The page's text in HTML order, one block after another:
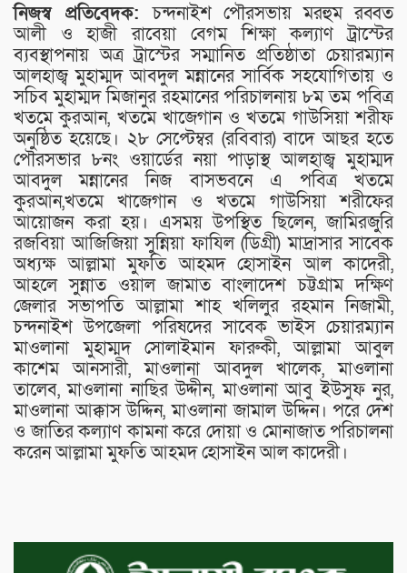
নিজস্ব প্রতিবেদক:চন্দনাইশ পৌরসভায় মরহুম রব্বত
আলী ও হাজী রাবেয়া বেগম শিক্ষা কল্যাণ ট্রাস্টের
ব্যবস্থাপনায় অত্র ট্রাস্টের সম্মানিত প্রতিষ্ঠাতা চেয়ারম্যান
আলহাজ্ব মুহাম্মদ আবদুল মন্নানের সার্বিক সহযোগিতায় ও
সচিব মুহাম্মদ মিজানুর রহমানের পরিচালনায় ৮ম তম পবিত্র
খতমে কুরআন, খতমে খাজেগান ও খতমে গাউসিয়া শরীফ
অনুষ্ঠিত হয়েছে। ২৮ সেপ্টেম্বর (রবিবার) বাদে আছর হতে
পৌরসভার ৮নং ওয়ার্ডের নয়া পাড়াস্থ আলহাজ্ব মুহাম্মদ
আবদুল মন্নানের নিজ বাসভবনে এ পবিত্র খতমে
কুরআন,খতমে খাজেগান ও খতমে গাউসিয়া শরীফের
আয়োজন করা হয়। এসময় উপস্থিত ছিলেন, জামিরজুরি
রজবিয়া আজিজিয়া সুন্নিয়া ফাযিল (ডিগ্রী) মাদ্রাসার সাবেক
অধ্যক্ষ আল্লামা মুফতি আহমদ হোসাইন আল কাদেরী,
আহলে সুন্নাত ওয়াল জামাত বাংলাদেশ চট্টগ্রাম দক্ষিণ
জেলার সভাপতি আল্লামা শাহ খলিলুর রহমান নিজামী,
চন্দনাইশ উপজেলা পরিষদের সাবেক ভাইস চেয়ারম্যান
মাওলানা মুহাম্মদ সোলাইমান ফারুকী, আল্লামা আবুল
কাশেম আনসারী, মাওলানা আবদুল খালেক, মাওলানা
তালেব, মাওলানা নাছির উদ্দীন, মাওলানা আবু ইউসুফ নুর,
মাওলানা আক্কাস উদ্দিন, মাওলানা জামাল উদ্দিন। পরে দেশ
ও জাতির কল্যাণ কামনা করে দোয়া ও মোনাজাত পরিচালনা
করেন আল্লামা মুফতি আহমদ হোসাইন আল কাদেরী।